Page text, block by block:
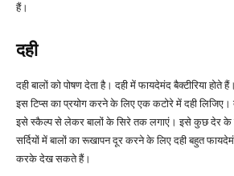
हैं।
दही
दही बालों को पोषण देता है। दही में फायदेमंद बैक्टीरिया होते
इस टिप्स का प्रयोग करने के लिए एक कटोरे में दही
इसे स्कैल्प से लेकर बालों के सिरे तक लगाएं। इसे कुछ देर
सर्दियों में बालों का रूखापन दूर करने के लिए दही बहुत
करके देख सकते हैं।